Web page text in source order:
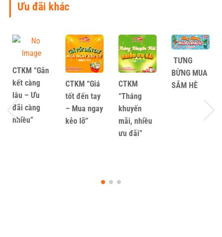
Ưu đãi
CTKM “Gắn
kết càng
lâu – Ưu
đãi càng
nhiều”
CTKM “Giá
tốt đến tay
– Mua ngay
kẻo lỡ”
CTKM
“Tháng
khuyến
mãi, nhiều
ưu đãi”
TƯNG
BỪNG MUA
SẮM HÈ